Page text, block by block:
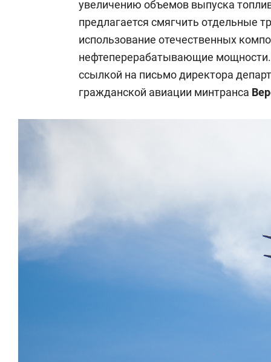
увеличению объемов выпуска
предлагается смягчить отдельные
использование отечественных
нефтеперерабатывающие
ссылкой на письмо директора
гражданской авиации минтранса